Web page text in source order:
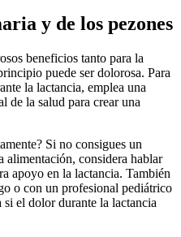
y de los pezones
beneficios tanto para la
puede ser dolorosa. Para
la lactancia, emplea una
de la salud para crear una
Si no consigues un
alimentación, considera hablar
apoyo en la lactancia. También
o con un profesional pediátrico
el dolor durante la lactancia